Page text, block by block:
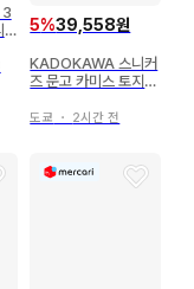
3
5%39,558원
KADOKAWA 스니커
즈 문고 카미스 토지토
도쿄 ・ 2시간 전